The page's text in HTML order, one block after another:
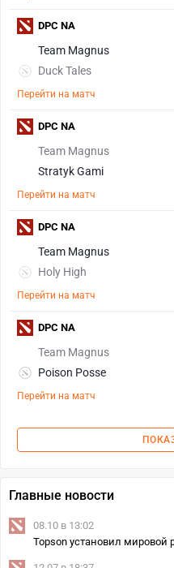
Team Magnus
Duck Tales
Перейти на матч
DPC NA
Team Magnus
Stratyk Gami
Перейти на матч
DPC NA
Team Magnus
Holy High
Перейти на матч
DPC NA
Team Magnus
Poison Posse
Перейти на матч
DPC NA
Главные новости
08.10 в 13:02
Topson установил мировой